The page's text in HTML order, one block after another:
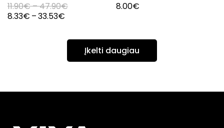
11.90€–47.90€
8.33€ –33.53€
8.00€
Įkelti daugiau